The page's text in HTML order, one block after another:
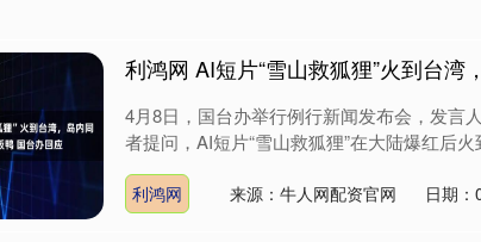
利鸿网 AI短片“雪山救狐狸”火到台
4月8日，国台办举行例行新闻发布会，发言
者提问，AI短片“雪山救狐狸”在大陆爆红后
利鸿网 来源：牛人网配资官网 日期：